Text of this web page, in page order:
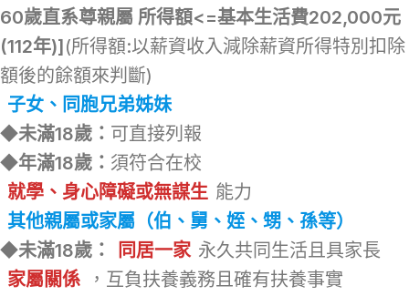
60歲直系尊親屬 所得額<=基本生活費202,000元
(112年)](所得額:以薪資收入減除薪資所得特別扣除
額後的餘額來判斷)
子女、同胞兄弟姊妹
◆未滿18歲： 可直接列報
◆年滿18歲： 須符合在校
就學、身心障礙或無謀生 能力
其他親屬或家屬（伯、舅、姪、甥、孫等）
◆未滿18歲： 同居一家 永久共同生活且具家長
家屬關係
，互負扶養義務且確有扶養事實